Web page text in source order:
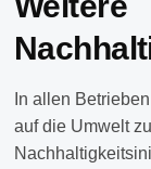
In allen
auf die Umwelt